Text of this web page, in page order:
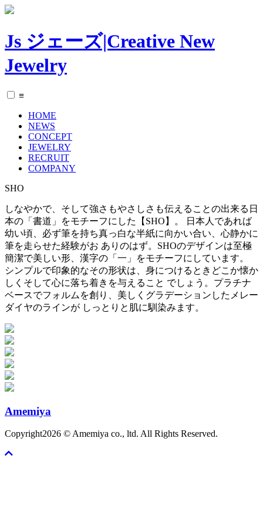
Js ジェーズ|Creative New
Jewelry
≡
HOME
NEWS
CONCEPT
JEWELRY
RECRUIT
COMPANY
SHO
しなやかで、そして強さもやさしさも伝えることの出来る日
本の「書道」をモチーフにした【SHO】。 日本人であれば
幼い頃、必ず筆を持ち真っ白な半紙に向かい合い、心静かに
筆を走らせた経験がお ありのはず。SHOのデザインは至極
簡潔で美しい形、漢字の「一」をモチーフにしています。
シンプルで印象的なその形状は、身につけるときどこか懐か
しくそして心に落ち着きを与えること でしょう。プラチナ
ベースでフォルムを創り、美しくグラデーションしたメレー
ダイヤのラインが しっとりと肌に馴染みます。
Amemiya
Copyright2026 © Amemiya co., ltd. All Rights Reserved.